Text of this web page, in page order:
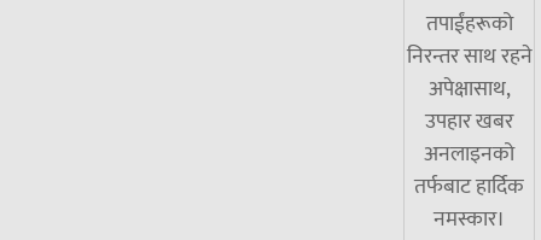
तपाईंहरूको
निरन्तर साथ रहने
अपेक्षासाथ,
उपहार खबर
अनलाइनको
तर्फबाट हार्दिक
नमस्कार।